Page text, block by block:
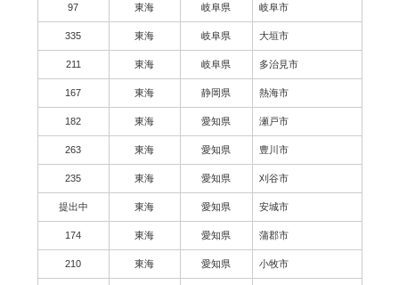
97 東海 岐阜県 岐阜市
335 東海 岐阜県 大垣市
211 東海 岐阜県 多治見市
167 東海 静岡県 熱海市
182 東海 愛知県 瀬戸市
263 東海 愛知県 豊川市
235 東海 愛知県 刈谷市
提出中 東海 愛知県 安城市
174 東海 愛知県 蒲郡市
210 東海 愛知県 小牧市